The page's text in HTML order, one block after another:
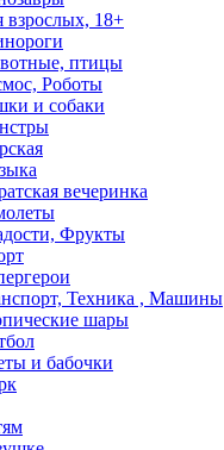
взрослых, 18+
птицы
Роботы
и собаки
вечеринка
Фрукты
Техника , Машины
шары
и бабочки